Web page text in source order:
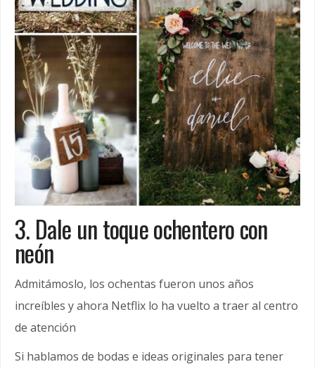
3. Dale un toque ochentero con
neón
Admitámoslo, los ochentas fueron unos años
increíbles y ahora Netflix lo ha vuelto a traer al centro
de atención
Si hablamos de bodas e ideas originales para tener